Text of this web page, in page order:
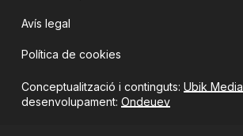
Avís legal
Política de cookies
Conceptualització i continguts: Ubik Media
desenvolupament: Ondeuev